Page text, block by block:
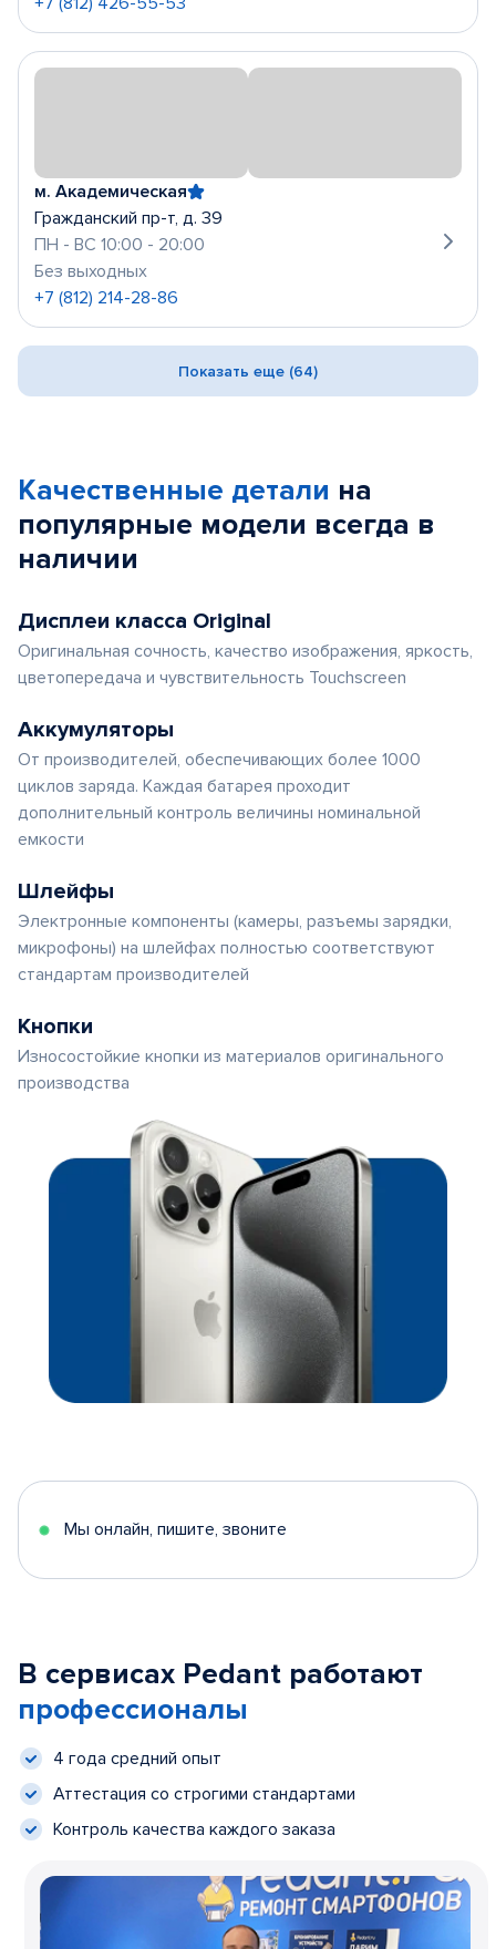
м. Академическая
Гражданский пр-т, д. 39
ПН - ВС 10:00 - 20:00
Без выходных
+7 (812) 214-28-86
Показать еще (64)
Качественные детали на
популярные модели всегда в
наличии
Дисплеи класса Original
Оригинальная сочность, качество изображения, яркость,
цветопередача и чувствительность Touchscreen
Аккумуляторы
От производителей, обеспечивающих более 1000
циклов заряда. Каждая батарея проходит
дополнительный контроль величины номинальной
емкости
Шлейфы
Электронные компоненты (камеры, разъемы зарядки,
микрофоны) на шлейфах полностью соответствуют
стандартам производителей
Кнопки
Износостойкие кнопки из материалов оригинального
производства
Мы онлайн, пишите, звоните
В сервисах Pedant работают
профессионалы
4 года средний опыт
Аттестация со строгими стандартами
Контроль качества каждого заказа